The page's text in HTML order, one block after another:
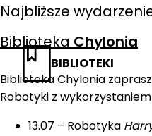
BIBLIOTEKI
Najbliższe
Biblioteka Chylonia
Biblioteka Chylonia
Robotyki z wykorzystaniem
13.07 – Robotyka